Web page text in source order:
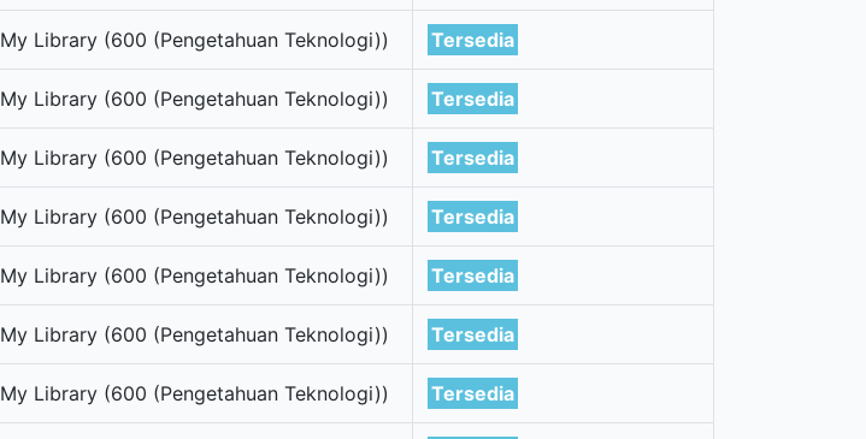
My Library (600 (Pengetahuan Teknologi)) Tersedia
My Library (600 (Pengetahuan Teknologi)) Tersedia
My Library (600 (Pengetahuan Teknologi)) Tersedia
My Library (600 (Pengetahuan Teknologi)) Tersedia
My Library (600 (Pengetahuan Teknologi)) Tersedia
My Library (600 (Pengetahuan Teknologi)) Tersedia
My Library (600 (Pengetahuan Teknologi)) Tersedia